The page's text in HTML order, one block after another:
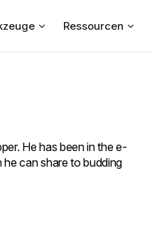
Ressourcen
He has been in the e-
can share to budding